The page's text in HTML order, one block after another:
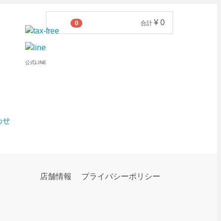
公式LINE
0 合計 ¥ 0
店舗情報 プライバシーポリシー